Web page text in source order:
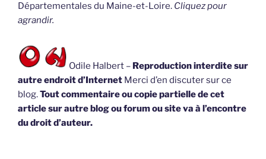
Départementales du Maine-et-Loire. Cliquez pour
agrandir.
Odile Halbert – Reproduction interdite sur
autre endroit d’Internet Merci d’en discuter sur ce
blog.Tout commentaire ou copie partielle de cet
article sur autre blog ou forum ou site va à l’encontre
du droit d’auteur.